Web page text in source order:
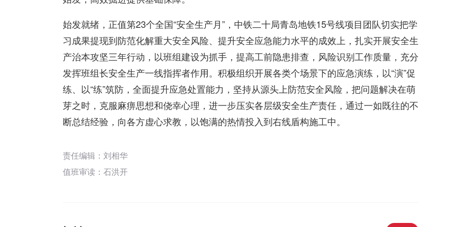
始发就绪，正值第23个全国“安全生产月”，中铁二十局青岛地铁15号线项目团队切实把学
习成果提现到防范化解重大安全风险、提升安全应急能力水平的成效上，扎实开展安全生
产治本攻坚三年行动，以班组建设为抓手，提高工前隐患排查，风险识别工作质量，充分
发挥班组长安全生产一线指挥者作用。积极组织开展各类个场景下的应急演练，以“演”促
练、以“练”筑防，全面提升应急处置能力，坚持从源头上防范安全风险，把问题解决在萌
芽之时，克服麻痹思想和侥幸心理，进一步压实各层级安全生产责任，通过一如既往的不
断总结经验，向各方虚心求教，以饱满的热情投入到右线盾构施工中。
责任编辑：刘相华
值班审读：石洪开